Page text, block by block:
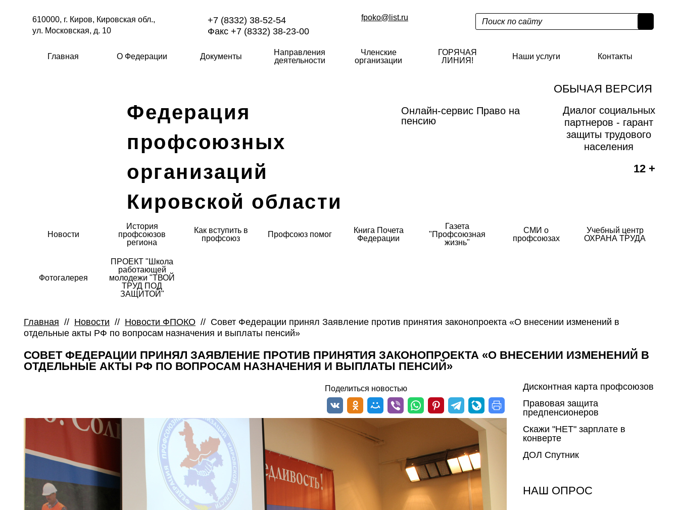
610000, г. Киров, Кировская обл.,
ул. Московская, д. 10
+7 (8332) 38-52-54
Факс +7 (8332) 38-23-00
fpoko@list.ru
Главная О Федерации Документы
Направления
деятельности
Членские
организации
ГОРЯЧАЯ
ЛИНИЯ!
Наши услуги Контакты
ОБЫЧАЯ ВЕРСИЯ
Федерация
профсоюзных
организаций
Кировской области
Онлайн-сервис Право на
пенсию
Диалог социальных
партнеров - гарант
защиты трудового
населения
12 +
Новости
История
профсоюзов
региона
Как вступить в
профсоюз
Профсоюз помог
Книга Почета
Федерации
Газета
"Профсоюзная
жизнь"
СМИ о
профсоюзах
Учебный центр
ОХРАНА ТРУДА
Фотогалерея
ПРОЕКТ "Школа
работающей
молодежи "ТВОЙ
ТРУД ПОД
ЗАЩИТОЙ"
Главная // Новости // Новости ФПОКО // Совет Федерации принял Заявление против принятия законопроекта «О внесении изменений в
отдельные акты РФ по вопросам назначения и выплаты пенсий»
СОВЕТ ФЕДЕРАЦИИ ПРИНЯЛ ЗАЯВЛЕНИЕ ПРОТИВ ПРИНЯТИЯ ЗАКОНОПРОЕКТА «О ВНЕСЕНИИ ИЗМЕНЕНИЙ В
ОТДЕЛЬНЫЕ АКТЫ РФ ПО ВОПРОСАМ НАЗНАЧЕНИЯ И ВЫПЛАТЫ ПЕНСИЙ»
Поделиться новостью
Дисконтная карта профсоюзов
Правовая защита
предпенсионеров
Скажи "НЕТ" зарплате в
конверте
ДОЛ Спутник
НАШ ОПРОС